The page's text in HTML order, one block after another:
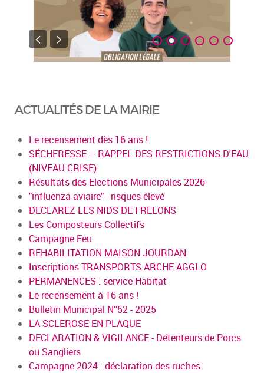
ACTUALITÉS DE LA MAIRIE
Le recensement dès 16 ans !
SÉCHERESSE – RAPPEL DES RESTRICTIONS D'EAU
(NIVEAU CRISE)
Résultats des Elections Municipales 2026
"influenza aviaire" - risques élevé
DECLAREZ LES NIDS DE FRELONS
Les Composteurs Collectifs
Campagne Feu
REHABILITATION MAISON JOURDAN
Inscriptions TRANSPORTS ARCHE AGGLO
PERMANENCES : service Habitat
Le recensement à 16 ans !
Bulletin Municipal N°52 - 2025
LA SCLEROSE EN PLAQUE
DECLARATION & VIGILANCE - Détenteurs de Porcs
ou Sangliers
Campagne 2024 : déclaration des ruches